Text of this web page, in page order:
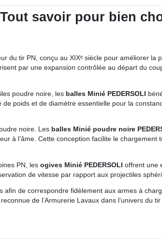
savoir pour bien
du tir PN, conçu au XIXᵉ siècle pour améliorer la
par une expansion contrôlée au départ du
poudre noire, les balles Minié PEDERSOLI
poids et de diamètre essentielle pour la
noire. Les balles Minié poudre noire
à l’âme. Cette conception facilite le chargement
PN, les ogives Minié PEDERSOLI offrent une
de vitesse par rapport aux projectiles
de correspondre fidèlement aux armes à
de l’Armurerie Lavaux dans l’univers du